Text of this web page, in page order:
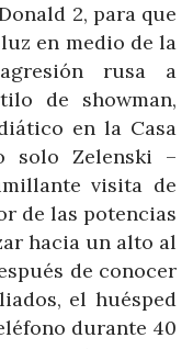
2, para que
en medio de la
rusa a
de showman,
en la Casa
solo Zelenski –
visita de
de las potencias
hacia un alto al
de conocer
el huésped
durante 40